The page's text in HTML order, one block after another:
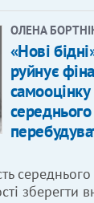
ОЛЕНА
«Нові
руйнує
самооцінку
середнього
зберегти